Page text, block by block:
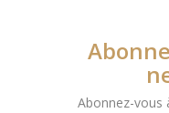
Abonnez-vous